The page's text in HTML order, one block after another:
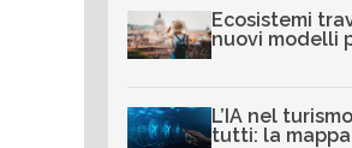
Ecosistemi
nuovi modelli
L’IA nel
tutti: la